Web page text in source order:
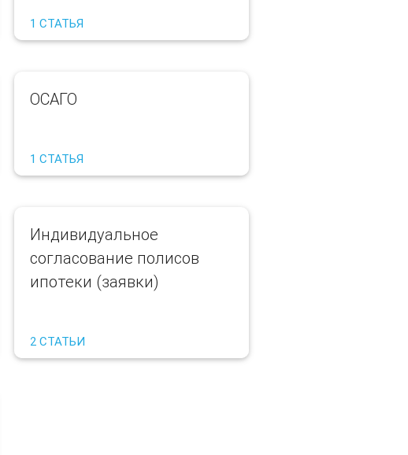
1 СТАТЬЯ
ОСАГО
1 СТАТЬЯ
Индивидуальное
согласование полисов
ипотеки (заявки)
2 СТАТЬИ